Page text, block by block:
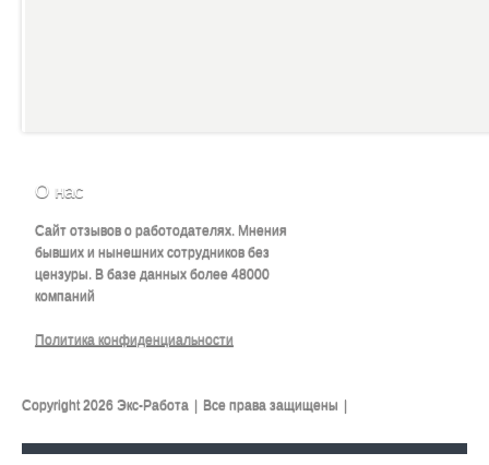
О нас
Сайт отзывов о работодателях. Мнения
бывших и нынешних сотрудников без
цензуры. В базе данных более 48000
компаний
Политика конфиденциальности
Copyright 2026 Экс-Работа Все права защищены